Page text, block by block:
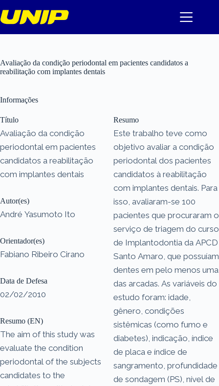
para
o
Avaliação da condição periodontal em pacientes candidatos a
reabilitação com implantes dentais
Informações
Título
Avaliação da condição
periodontal em pacientes
candidatos a reabilitação
com implantes dentais
Autor(es)
André Yasumoto Ito
Orientador(es)
Fabiano Ribeiro Cirano
Data de Defesa
02/02/2010
Resumo (EN)
The aim of this study was
evaluate the condition
periodontal of the subjects
candidates to the
Resumo
Este trabalho teve como
objetivo avaliar a condição
periodontal dos pacientes
candidatos à reabilitação
com implantes dentais. Para
isso, avaliaram-se 100
pacientes que procuraram o
serviço de triagem do curso
de Implantodontia da APCD
Santo Amaro, que possuíam
dentes em pelo menos uma
das arcadas. As variáveis do
estudo foram: idade,
gênero, condições
sistêmicas (como fumo e
diabetes), indicação, índice
de placa e índice de
sangramento, profundidade
de sondagem (PS), nível de